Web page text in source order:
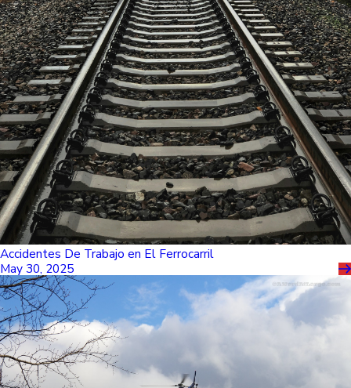
Accidentes De Trabajo en El Ferrocarril
May 30, 2025